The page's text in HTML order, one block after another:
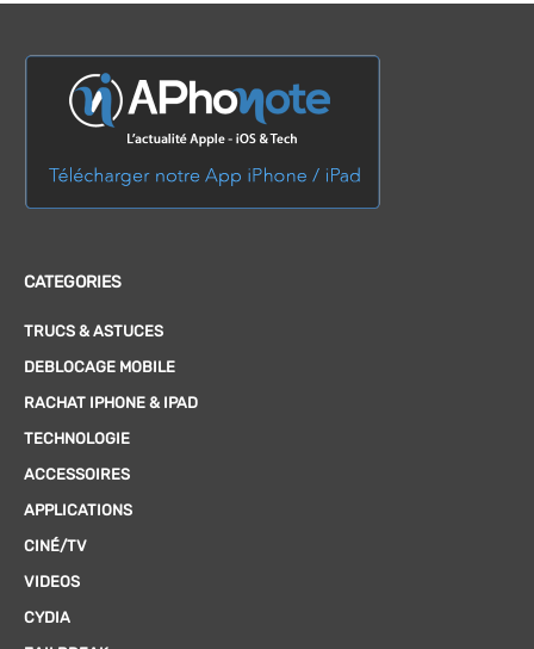
CATEGORIES
TRUCS & ASTUCES
DEBLOCAGE MOBILE
RACHAT IPHONE & IPAD
TECHNOLOGIE
ACCESSOIRES
APPLICATIONS
CINÉ/TV
VIDEOS
CYDIA